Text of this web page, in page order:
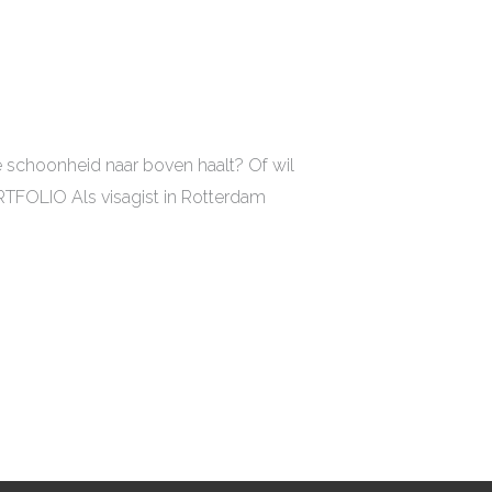
naar boven haalt? Of wil
Als visagist in Rotterdam